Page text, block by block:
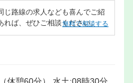
じ路線の求人なども喜んでご紹
れば、ぜひご相談ください。
無料で相談する